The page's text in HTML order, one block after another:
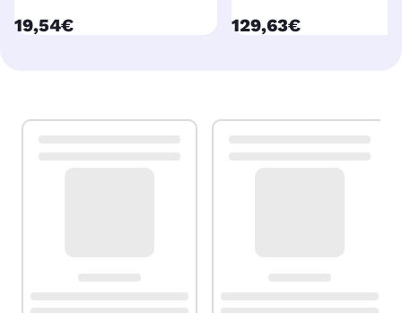
currentPrice
19,54€ currentPrice
129,63€